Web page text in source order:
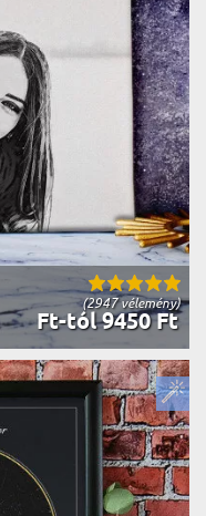
(2947 vélemény)
Ft-tól 9450 Ft